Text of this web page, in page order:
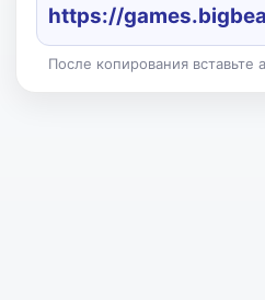
После копирования вставьте